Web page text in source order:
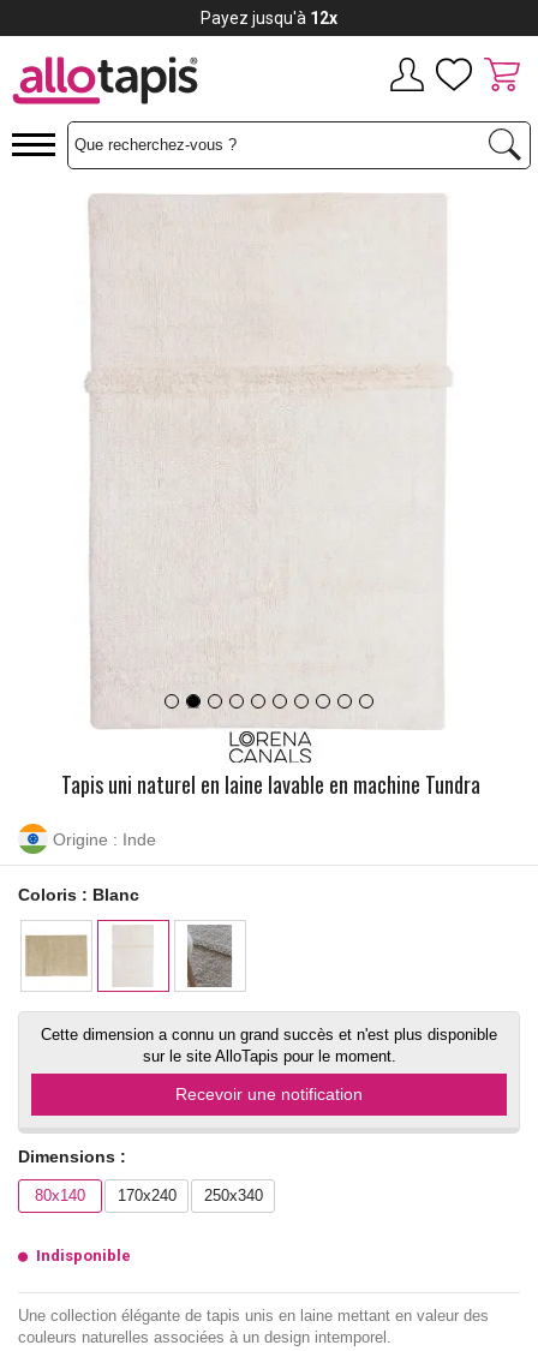
Tapis uni naturel en laine lavable en machine Tundra
Origine : Inde
Coloris : Blanc
Cette dimension a connu un grand succès et n'est plus disponible
sur le site AlloTapis pour le moment.
Recevoir une notification
Dimensions :
80x140 170x240 250x340
Indisponible
Une collection élégante de tapis unis en laine mettant en valeur des
couleurs naturelles associées à un design intemporel.
Payez jusqu'à 12x